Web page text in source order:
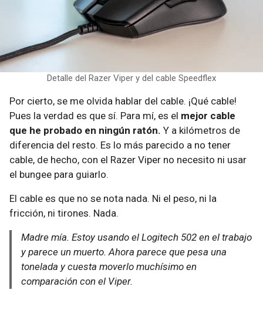
Detalle del Razer Viper y del cable Speedflex
Por cierto, se me olvida hablar del cable. ¡Qué cable!
Pues la verdad es que sí. Para mí, es el mejor cable
que he probado en ningún ratón. Y a kilómetros de
diferencia del resto. Es lo más parecido a no tener
cable, de hecho, con el Razer Viper no necesito ni usar
el bungee para guiarlo.
El cable es que no se nota nada. Ni el peso, ni la
fricción, ni tirones. Nada.
Madre mía. Estoy usando el Logitech 502 en el trabajo
y parece un muerto. Ahora parece que pesa una
tonelada y cuesta moverlo muchísimo en
comparación con el Viper.